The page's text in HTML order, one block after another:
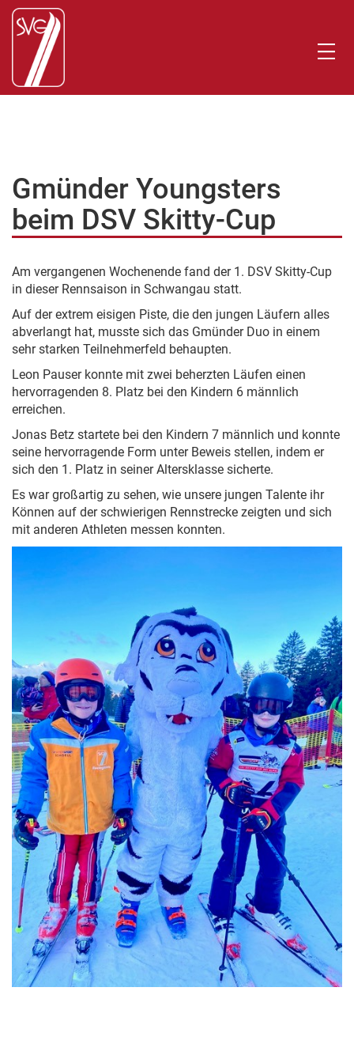
Gmünder Youngsters
beim DSV Skitty-Cup
Am vergangenen Wochenende fand der 1. DSV Skitty-Cup
in dieser Rennsaison in Schwangau statt.
Auf der extrem eisigen Piste, die den jungen Läufern alles
abverlangt hat, musste sich das Gmünder Duo in einem
sehr starken Teilnehmerfeld behaupten.
Leon Pauser konnte mit zwei beherzten Läufen einen
hervorragenden 8. Platz bei den Kindern 6 männlich
erreichen.
Jonas Betz startete bei den Kindern 7 männlich und konnte
seine hervorragende Form unter Beweis stellen, indem er
sich den 1. Platz in seiner Altersklasse sicherte.
Es war großartig zu sehen, wie unsere jungen Talente ihr
Können auf der schwierigen Rennstrecke zeigten und sich
mit anderen Athleten messen konnten.